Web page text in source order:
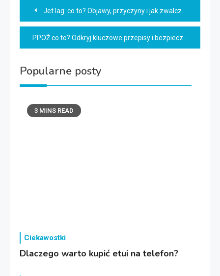
Nawigacja
wpisu
Jet lag: co to? Objawy, przyczyny i jak zwalczać!
PPOŻ co to? Odkryj kluczowe przepisy i bezpieczeństwo
Popularne posty
3 MINS READ
Ciekawostki
Dlaczego warto kupić etui na telefon?